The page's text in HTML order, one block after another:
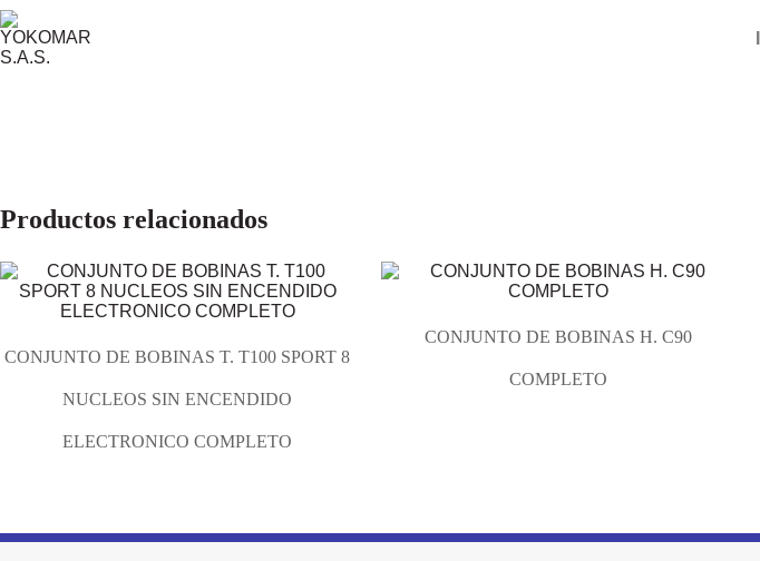
Productos relacionados
CONJUNTO DE BOBINAS T. T100 SPORT 8
NUCLEOS SIN ENCENDIDO
ELECTRONICO COMPLETO
CONJUNTO DE BOBINAS H. C90
COMPLETO